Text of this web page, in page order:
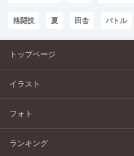
格闘技 夏 田舎 バトル
トップページ
イラスト
フォト
ランキング